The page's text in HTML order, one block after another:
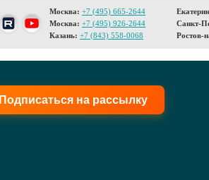
Москва: +7 (495) 665-2644
Москва: +7 (495) 926-2644
Казань: +7 (843) 558-0068
Санкт-
Ростов-
Подписаться на рассылку